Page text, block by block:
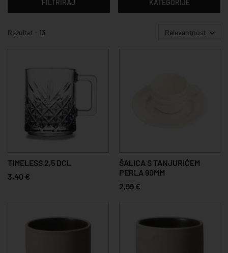
FILTRIRAJ KATEGORIJE
Rezultat - 13 Relevantnost
TIMELESS 2,5 DCL
3,40 €
ŠALICA S TANJURIĆEM
PERLA 90MM
2,99 €